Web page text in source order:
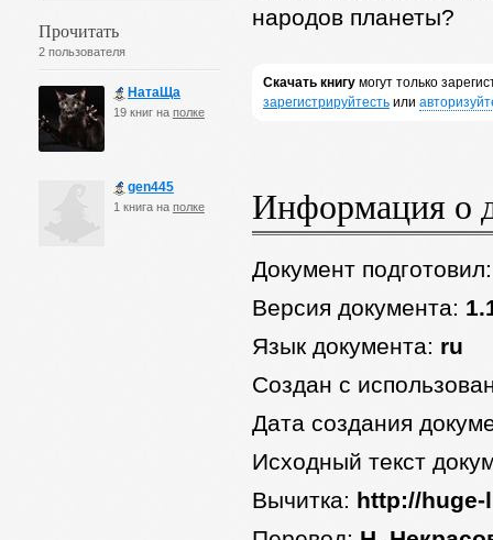
Прочитать
2 пользователя
НатаЩа
19 книг на полке
gen445
1 книга на полке
народов планеты?
Скачать книгумогут только
зарегистрируйтестьили
Информация о
Документ
Версия документа:
Язык документа: ru
Создан с
Дата создания
Исходный текст
Вычитка: http://huge-